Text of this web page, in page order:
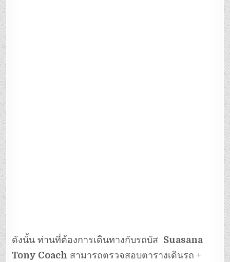
ดังนั้น ท่านที่ต้องการเดินทางกับรถบัส Suasana
Tony Coach สามารถตรวจสอบตารางเดินรถ +